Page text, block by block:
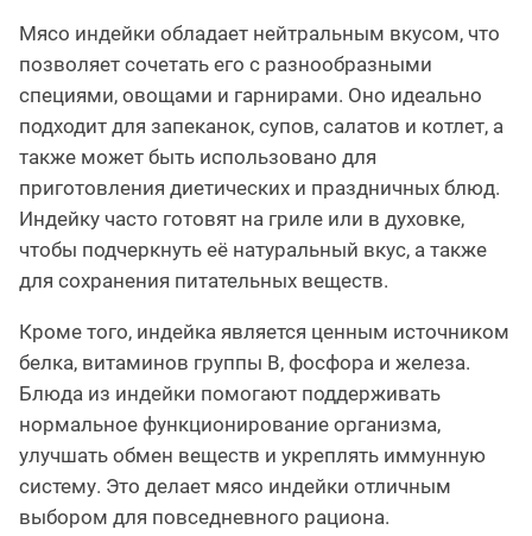
Мясо индейки обладает нейтральным вкусом, что
позволяет сочетать его с разнообразными
специями, овощами и гарнирами. Оно идеально
подходит для запеканок, супов, салатов и котлет, а
также может быть использовано для
приготовления диетических и праздничных блюд.
Индейку часто готовят на гриле или в духовке,
чтобы подчеркнуть её натуральный вкус, а также
для сохранения питательных веществ.
Кроме того, индейка является ценным источником
белка, витаминов группы B, фосфора и железа.
Блюда из индейки помогают поддерживать
нормальное функционирование организма,
улучшать обмен веществ и укреплять иммунную
систему. Это делает мясо индейки отличным
выбором для повседневного рациона.